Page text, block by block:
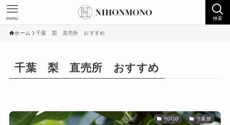
検索
menu
ホーム 千葉 梨 直売所 おすすめ
千葉 梨 直売所 おすすめ
FOOD 千葉県